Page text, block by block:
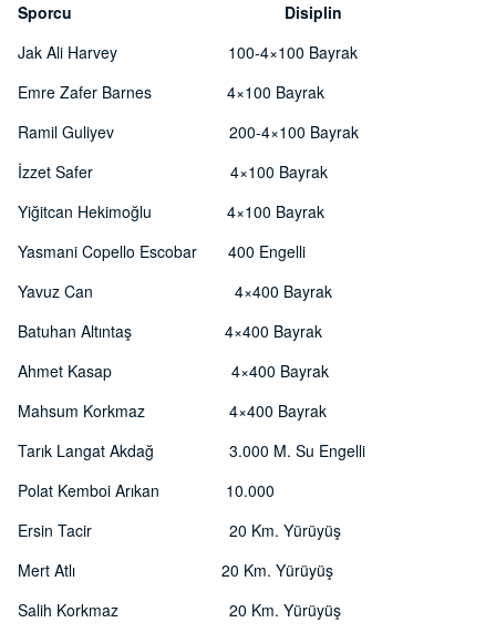
Sporcu Disiplin
Jak Ali Harvey 100-4×100 Bayrak
Emre Zafer Barnes 4×100 Bayrak
Ramil Guliyev 200-4×100 Bayrak
İzzet Safer 4×100 Bayrak
Yiğitcan Hekimoğlu 4×100 Bayrak
Yasmani Copello Escobar 400 Engelli
Yavuz Can 4×400 Bayrak
Batuhan Altıntaş 4×400 Bayrak
Ahmet Kasap 4×400 Bayrak
Mahsum Korkmaz 4×400 Bayrak
Tarık Langat Akdağ 3.000 M. Su Engelli
Polat Kemboi Arıkan 10.000
Ersin Tacir 20 Km. Yürüyüş
Mert Atlı 20 Km. Yürüyüş
Salih Korkmaz 20 Km. Yürüyüş